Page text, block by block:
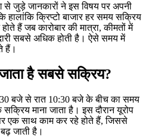
से जुड़े जानकारों ने इस विषय पर अपनी
हालांकि क्रिप्टो बाजार हर समय सक्रिय
हैं जब कारोबार की मात्रा, कीमतों में
सबसे अधिक होती है। ऐसे समय में
हैं।
है सबसे सक्रिय?
बजे से रात 10:30 बजे के बीच का समय
माना जाता है। इस दौरान यूरोप
एक साथ काम कर रहे होते हैं, जिससे
जाती है।